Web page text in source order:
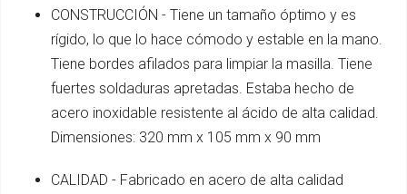
CONSTRUCCIÓN - Tiene un tamaño óptimo y es
rígido, lo que lo hace cómodo y estable en la mano.
Tiene bordes afilados para limpiar la masilla. Tiene
fuertes soldaduras apretadas. Estaba hecho de
acero inoxidable resistente al ácido de alta calidad.
Dimensiones: 320 mm x 105 mm x 90 mm
CALIDAD - Fabricado en acero de alta calidad